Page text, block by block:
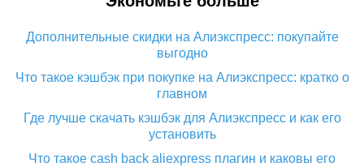
Дополнительные скидки на Алиэкспресс: покупайте
выгодно
Что такое кэшбэк при покупке на Алиэкспресс: кратко о
главном
Где лучше скачать кэшбэк для Алиэкспресс и как его
установить
Что такое cash back aliexpress плагин и каковы его